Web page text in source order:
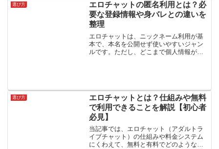
選び方
エロチャットの匿名利用とは？必
要な登録情報や身バレとの違いを
整理
エロチャットは、ニックネーム利用が基
本で、本名を公開せず使いやすいジャン
ルです。ただし、どこまで個人情報が必
選び方
エロチャットとは？仕組みや無料
で利用できることを解説【初心者
必見】
当記事では、エロチャット（アダルトラ
イブチャット）の仕組みや料金システム
にくわえて、無料と有料でどのようなこ